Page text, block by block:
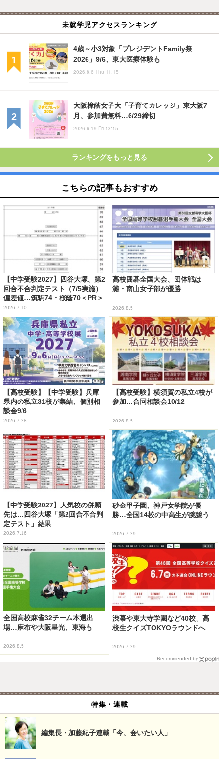
未就学児アクセスランキング
4歳～小3対象「プレジデントFamily祭
2026」9/6、東大医療体験も
2026.8.6 Thu 11:15
大阪樟蔭女子大「子育てカレッジ」東大阪7
月、参加費無料…6/29締切
2026.6.19 Fri 13:15
ランキングをもっと見る
こちらの記事もおすすめ
【中学受験2027】四谷大塚、第2
回合不合判定テスト（7/5実施）
偏差値…筑駒74・桜蔭70＜PR＞
2026.7.10
高校囲碁全国大会、団体戦は
灘・南山女子部が優勝
2026.8.5
【高校受験】【中学受験】兵庫
県内の私立31校が集結、個別相
談会9/6
2026.7.28
【高校受験】横須賀の私立4校が
参加…合同相談会10/12
2026.8.5
【中学受験2027】人気校の併願
先は…四谷大塚「第2回合不合判
定テスト」結果
2026.7.16
砂金甲子園、神戸女学院が優
勝…全国14校の中高生が腕競う
2026.7.29
全国高校麻雀32チーム本選出
場…麻布や大阪星光、東海も
2026.8.5
渋幕や東大寺学園など40校、高
校生クイズTOKYOラウンドへ
2026.7.29
Recommended by
特集・連載
編集長・加藤紀子連載「今、会いたい人」